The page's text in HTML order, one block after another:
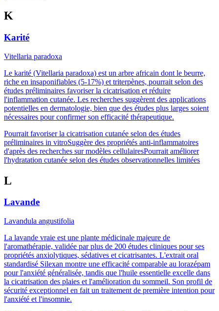
K
Karité
Vitellaria paradoxa
Le karité (Vitellaria paradoxa) est un arbre africain dont le beurre,
riche en insaponifiables (5-17%) et triterpènes, pourrait selon des
études préliminaires favoriser la cicatrisation et réduire
l'inflammation cutanée. Les recherches suggèrent des applications
potentielles en dermatologie, bien que des études plus larges soient
nécessaires pour confirmer son efficacité thérapeutique.
Pourrait favoriser la cicatrisation cutanée selon des études
préliminaires in vitroSuggère des propriétés anti-inflammatoires
d'après des recherches sur modèles cellulairesPourrait améliorer
l'hydratation cutanée selon des études observationnelles limitées
L
Lavande
Lavandula angustifolia
La lavande vraie est une plante médicinale majeure de
l'aromathérapie, validée par plus de 200 études cliniques pour ses
propriétés anxiolytiques, sédatives et cicatrisantes. L'extrait oral
standardisé Silexan montre une efficacité comparable au lorazépam
pour l'anxiété généralisée, tandis que l'huile essentielle excelle dans
la cicatrisation des plaies et l'amélioration du sommeil. Son profil de
sécurité exceptionnel en fait un traitement de première intention pour
l'anxiété et l'insomnie.